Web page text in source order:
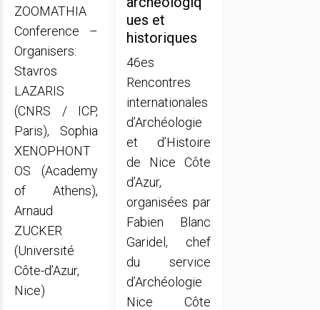
ZOOMATHIA
Conference –
Organisers:
Stavros
LAZARIS
(CNRS / ICP,
Paris), Sophia
XENOPHONT
OS (Academy
of Athens),
Arnaud
ZUCKER
(Université
Côte-d’Azur,
Nice)
ues et
historiques
46es
Rencontres
internationales
d’Archéologie
et d’Histoire
de Nice Côte
d’Azur,
organisées par
Fabien Blanc
Garidel, chef
du service
d’Archéologie
Nice Côte